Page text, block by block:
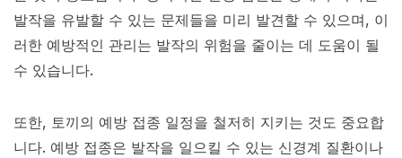
발작을 유발할 수 있는 문제들을 미리 발견할 수 있으며, 이
러한 예방적인 관리는 발작의 위험을 줄이는 데 도움이 될
수 있습니다.
또한, 토끼의 예방 접종 일정을 철저히 지키는 것도 중요합
니다. 예방 접종은 발작을 일으킬 수 있는 신경계 질환이나